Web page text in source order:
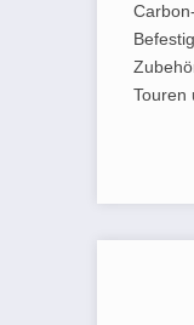
Touren